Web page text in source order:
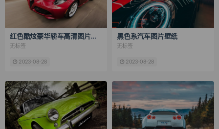
红色酷炫豪华轿车高清图片桌面壁纸
无标签
2023-08-28
黑色系汽车图片壁纸
无标签
2023-08-28